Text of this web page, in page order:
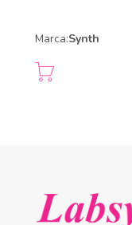
Marca:Synth